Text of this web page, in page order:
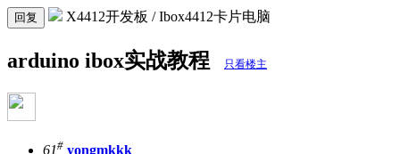
回复 X4412开发板 / Ibox4412卡片电脑
arduino ibox实战教程 只看楼主
61# yongmkkk